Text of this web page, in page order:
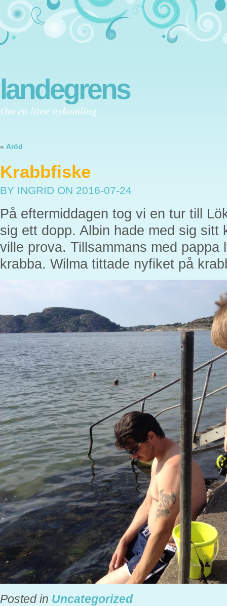
landegrens
Om en liten nykomling
« Aröd
Krabbfiske
BY INGRID ON 2016-07-24
På eftermiddagen tog vi en tur till
sig ett dopp. Albin hade med sig sitt
ville prova. Tillsammans med pappa
krabba. Wilma tittade nyfiket på
Posted in Uncategorized